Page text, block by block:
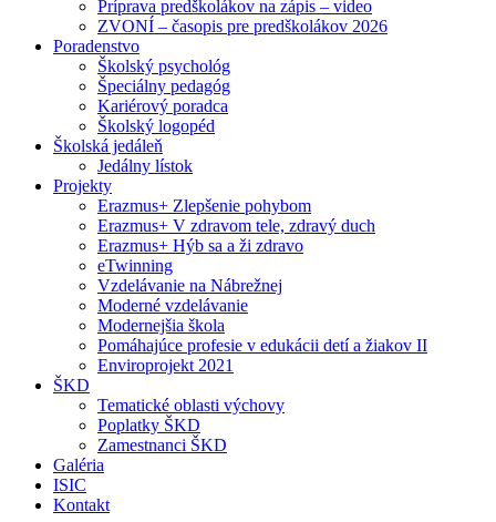
Príprava predškolákov na zápis – video
ZVONÍ – časopis pre predškolákov 2026
Poradenstvo
Školský psychológ
Špeciálny pedagóg
Kariérový poradca
Školský logopéd
Školská jedáleň
Jedálny lístok
Projekty
Erazmus+ Zlepšenie pohybom
Erazmus+ V zdravom tele, zdravý duch
Erazmus+ Hýb sa a ži zdravo
eTwinning
Vzdelávanie na Nábrežnej
Moderné vzdelávanie
Modernejšia škola
Pomáhajúce profesie v edukácii detí a žiakov II
Enviroprojekt 2021
ŠKD
Tematické oblasti výchovy
Poplatky ŠKD
Zamestnanci ŠKD
Galéria
ISIC
Kontakt